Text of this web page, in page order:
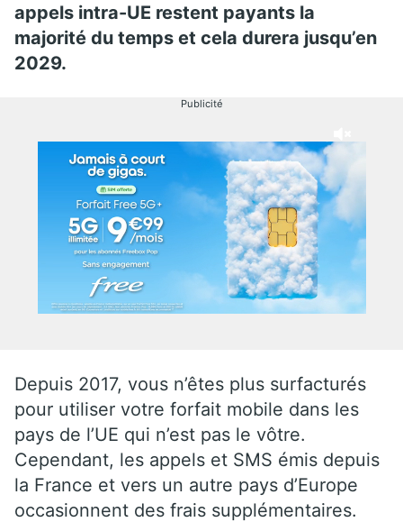
appels intra-UE restent payants la
majorité du temps et cela durera jusqu’en
2029.
Publicité
Depuis 2017, vous n’êtes plus surfacturés
pour utiliser votre forfait mobile dans les
pays de l’UE qui n’est pas le vôtre.
Cependant, les appels et SMS émis depuis
la France et vers un autre pays d’Europe
occasionnent des frais supplémentaires.